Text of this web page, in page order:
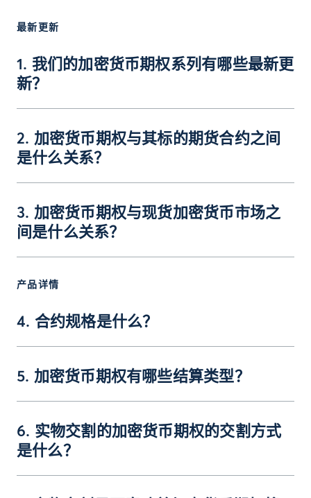
最新更新
1. 我们的加密货币期权系列有哪些最新更
新？
2. 加密货币期权与其标的期货合约之间
是什么关系？
3. 加密货币期权与现货加密货币市场之
间是什么关系？
产品详情
4. 合约规格是什么？
5. 加密货币期权有哪些结算类型？
6. 实物交割的加密货币期权的交割方式
是什么？